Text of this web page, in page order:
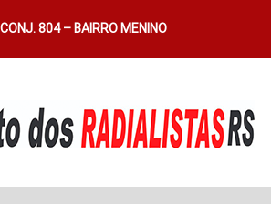
804 – BAIRRO MENINO